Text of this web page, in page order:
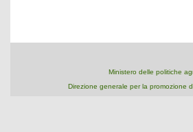
Ministero delle politiche
Direzione generale per la promozione